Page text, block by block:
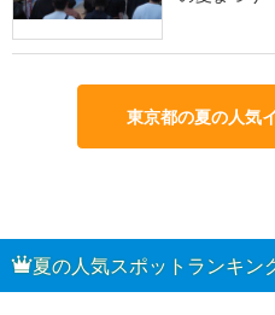
東京都の夏の人気
夏の人気スポットランキン